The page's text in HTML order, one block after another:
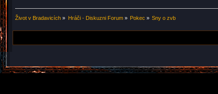
Život v Bradavicích » Hráči - Diskuzni Forum» Pokec » Sny o zvb